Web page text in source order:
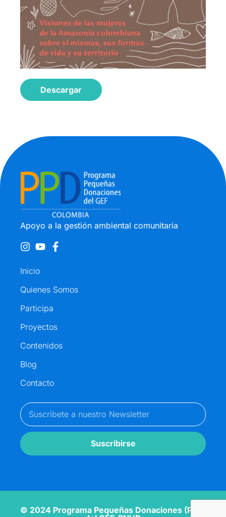
Descargar
Apoyo a la gestión ambiental comunitaria
Inicio
Quienes Somos
Participa
Proyectos
Contenidos
Blog
Contacto
Suscribirse
© 2024 Programa Pequeñas Donaciones (PPD)